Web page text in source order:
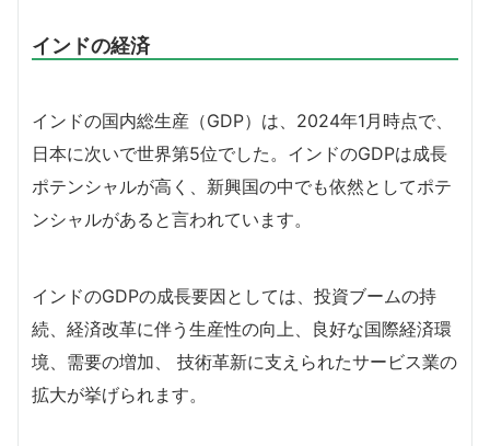
インドの経済
インドの国内総生産（GDP）は、2024年1月時点で、
日本に次いで世界第5位でした。インドのGDPは成長
ポテンシャルが高く、新興国の中でも依然としてポテ
ンシャルがあると言われています。
インドのGDPの成長要因としては、投資ブームの持
続、経済改革に伴う生産性の向上、良好な国際経済環
境、需要の増加、 技術革新に支えられたサービス業の
拡大が挙げられます。